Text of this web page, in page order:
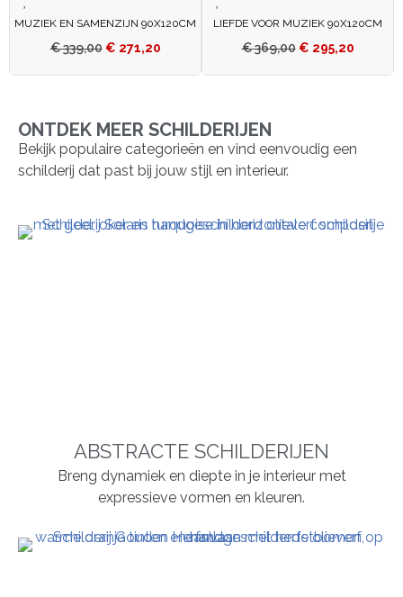
MUZIEK EN SAMENZIJN 90X120CM
€339,00 € 271,20
LIEFDE VOOR MUZIEK 90X120CM
€369,00 € 295,20
ONTDEK MEER SCHILDERIJEN
Bekijk populaire categorieën en vind eenvoudig een
schilderij dat past bij jouw stijl en interieur.
ABSTRACTE SCHILDERIJEN
Breng dynamiek en diepte in je interieur met
expressieve vormen en kleuren.